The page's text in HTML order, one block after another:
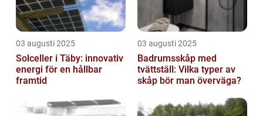
03 augusti 2025
Solceller i Täby: innovativ
energi för en hållbar
framtid
03 augusti 2025
Badrumsskåp med
tvättställ: Vilka typer av
skåp bör man överväga?